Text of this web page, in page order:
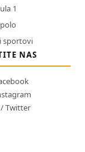
1
sportovi
NAS
Twitter